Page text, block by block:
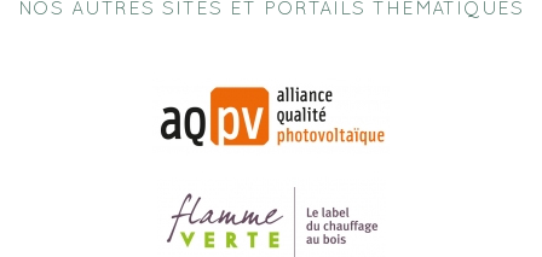
NOS AUTRES SITES ET PORTAILS THEMATIQUES